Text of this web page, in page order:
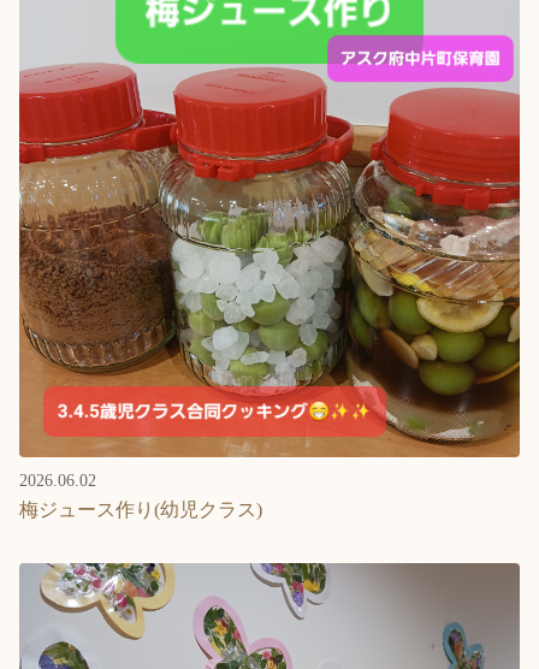
2026.06.02
梅ジュース作り(幼児クラス)